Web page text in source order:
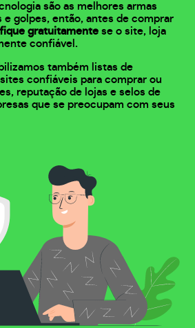
são as melhores armas
e golpes, então, antes de comprar
gratuitamente se o site, loja
confiável.
também listas de
confiáveis para comprar ou
reputação de lojas e selos de
que se preocupam com seus